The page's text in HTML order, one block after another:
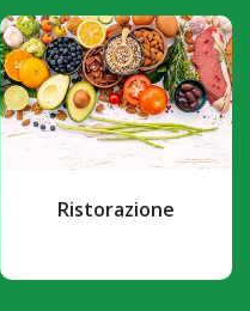
Ristorazione